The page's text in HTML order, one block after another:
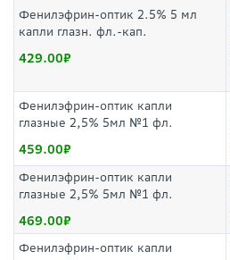
Фенилэфрин-оптик 2.5% 5 мл
капли глазн. фл.-кап.
429.00
Фенилэфрин-оптик капли
глазные 2,5% 5мл №1 фл.
459.00
Фенилэфрин-оптик капли
глазные 2,5% 5мл №1 фл.
469.00
Фенилэфрин-оптик капли